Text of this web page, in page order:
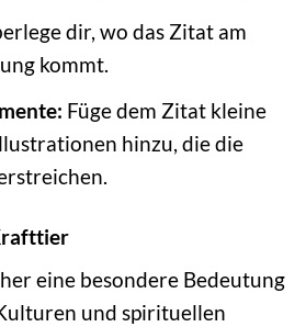
dir, wo das Zitat am
kommt.
Füge dem Zitat kleine
hinzu, die die
eine besondere Bedeutung
und spirituellen